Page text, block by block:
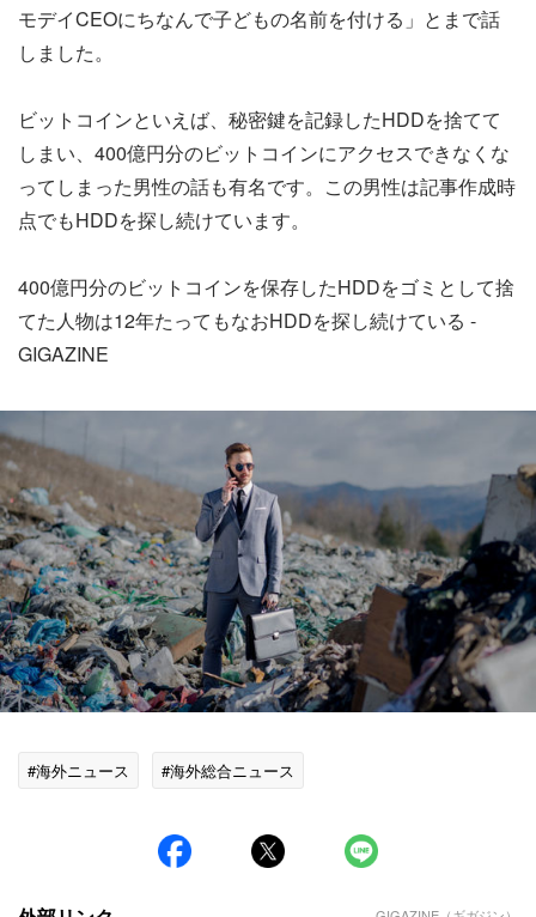
モデイCEOにちなんで子どもの名前を付ける」とまで話
しました。
ビットコインといえば、秘密鍵を記録したHDDを捨てて
しまい、400億円分のビットコインにアクセスできなくな
ってしまった男性の話も有名です。この男性は記事作成時
点でもHDDを探し続けています。
400億円分のビットコインを保存したHDDをゴミとして捨
てた人物は12年たってもなおHDDを探し続けている -
GIGAZINE
#海外ニュース #海外総合ニュース